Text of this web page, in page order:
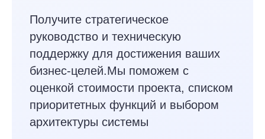
обмена видео, стандартизации процессов
мобильной разработки и сокращения цикла
выпуска функций.
WEB FRONTEND BACKEND